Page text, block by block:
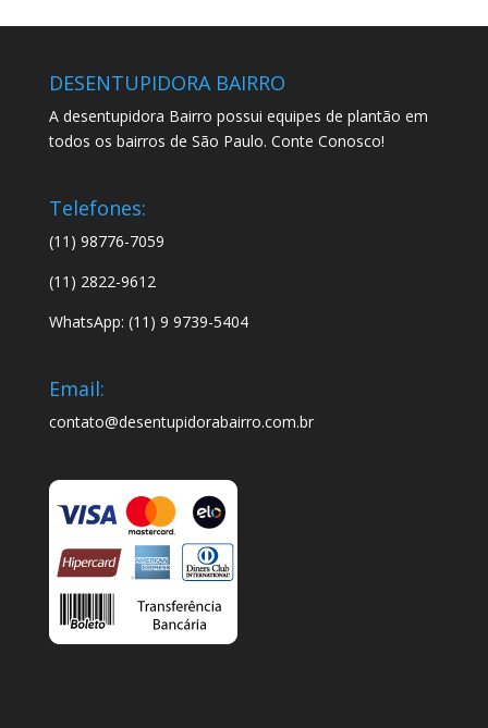
DESENTUPIDORA BAIRRO
A desentupidora Bairro possui equipes de plantão em
todos os bairros de São Paulo. Conte Conosco!
Telefones:
(11) 98776-7059
(11) 2822-9612
WhatsApp: (11) 9 9739-5404
Email:
contato@desentupidorabairro.com.br